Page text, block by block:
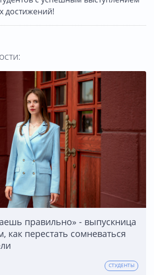
достижений!
правильно» - выпускница
как перестать сомневаться
СТУДЕНТЫ